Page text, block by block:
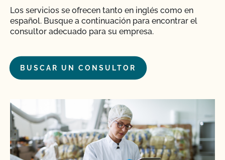
Los servicios se ofrecen tanto en inglés como en
español. Busque a continuación para encontrar el
consultor adecuado para su empresa.
BUSCAR UN CONSULTOR